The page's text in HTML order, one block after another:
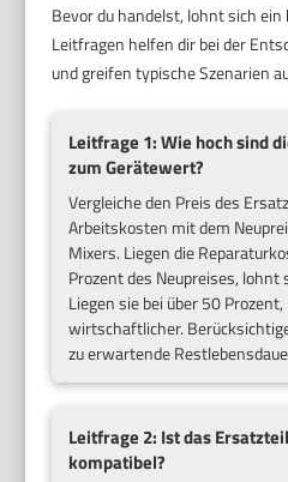
Bevor du handelst, lohnt sich
Leitfragen helfen dir bei der
und greifen typische Szenarien
Leitfrage 1: Wie hoch sind
zum Gerätewert?
Vergleiche den Preis des
Arbeitskosten mit dem
Mixers. Liegen die
Prozent des Neupreises, lohnt
Liegen sie bei über 50
wirtschaftlicher.
zu erwartende
Leitfrage 2: Ist das
kompatibel?